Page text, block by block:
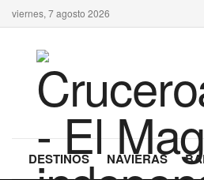
viernes, 7 agosto 2026
DESTINOS NAVIERAS